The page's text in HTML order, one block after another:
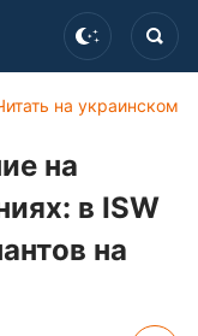
на украинском
на
в ISW
на